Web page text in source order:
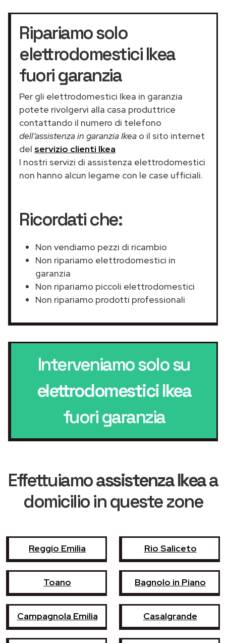
Ripariamo solo
elettrodomestici Ikea
fuori garanzia
Per gli elettrodomestici Ikea in garanzia
potete rivolgervi alla casa produttrice
contattando il numero di telefono
dell’assistenza in garanzia Ikea o il sito internet
del servizio clienti Ikea
I nostri servizi di assistenza elettrodomestici
non hanno alcun legame con le case ufficiali.
Ricordati che:
Non vendiamo pezzi di ricambio
Non ripariamo elettrodomestici in
garanzia
Non ripariamo piccoli elettrodomestici
Non ripariamo prodotti professionali
Interveniamo solo su
elettrodomestici Ikea
fuori garanzia
Effettuiamoassistenza Ikeaa
domicilio in queste zone
Reggio Emilia Rio Saliceto
Toano Bagnolo in Piano
Campagnola Emilia Casalgrande